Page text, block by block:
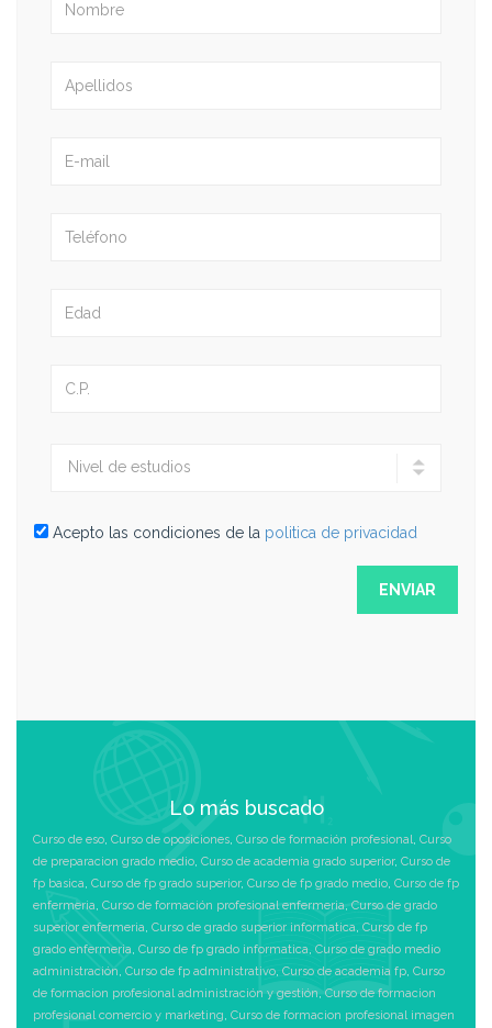
Acepto las condiciones de la politica de privacidad
Lo más buscado
Curso de eso, Curso de oposiciones, Curso de formación profesional, Curso
de preparacion grado medio, Curso de academia grado superior, Curso de
fp basica, Curso de fp grado superior, Curso de fp grado medio, Curso de fp
enfermeria, Curso de formación profesional enfermeria,Curso de grado
superior enfermeria, Curso de grado superior informatica, Curso de fp
grado enfermeria, Curso de fp grado informatica, Curso de grado medio
administración, Curso de fp administrativo, Curso de academia fp, Curso
de formacion profesional administración y gestión,Curso de formacion
profesional comercio y marketing, Curso de formacion profesional imagen